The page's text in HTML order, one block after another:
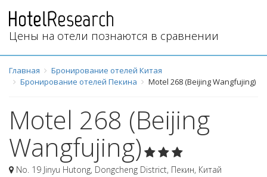
Цены на отели познаются в сравнении
Главная
Бронирование отелей Китая
Бронирование отелей Пекина
Motel 268 (Beijing Wangfujing)
Motel 268 (Beijing
Wangfujing)
No. 19 Jinyu Hutong, Dongcheng District, Пекин, Китай